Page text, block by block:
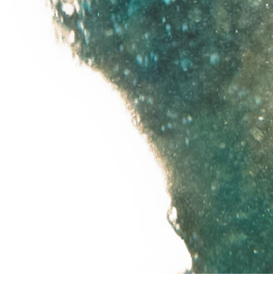
WhatsappFacebook
X Linkedin
ahogamiento. Supone
Lo más grave es
de los bañistas.
que más